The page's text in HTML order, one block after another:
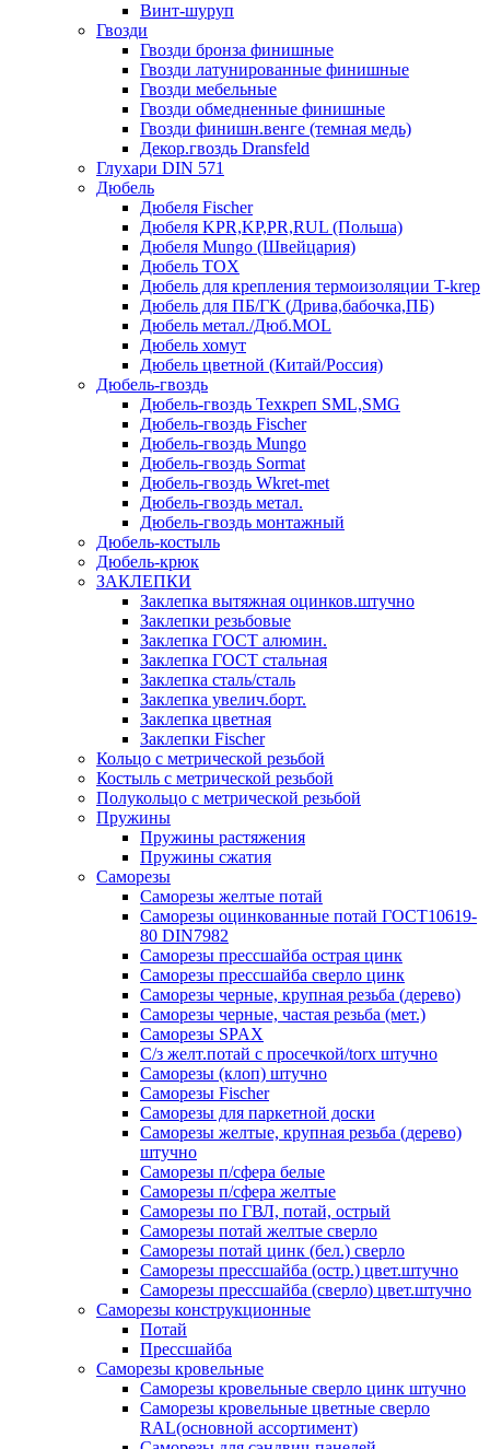
Винт-шуруп
Гвозди
Гвозди бронза финишные
Гвозди латунированные финишные
Гвозди мебельные
Гвозди обмедненные финишные
Гвозди финишн.венге (темная медь)
Декор.гвоздь Dransfeld
Глухари DIN 571
Дюбель
Дюбеля Fischer
Дюбеля KPR,KP,PR,RUL (Польша)
Дюбеля Mungo (Швейцария)
Дюбель TOX
Дюбель для крепления термоизоляции T-krep
Дюбель для ПБ/ГК (Дрива,бабочка,ПБ)
Дюбель метал./Дюб.MOL
Дюбель хомут
Дюбель цветной (Китай/Россия)
Дюбель-гвоздь
Дюбель-гвоздь Техкреп SML,SMG
Дюбель-гвоздь Fischer
Дюбель-гвоздь Mungo
Дюбель-гвоздь Sormat
Дюбель-гвоздь Wkret-met
Дюбель-гвоздь метал.
Дюбель-гвоздь монтажный
Дюбель-костыль
Дюбель-крюк
ЗАКЛЕПКИ
Заклепка вытяжная оцинков.штучно
Заклепки резьбовые
Заклепка ГОСТ алюмин.
Заклепка ГОСТ стальная
Заклепка сталь/сталь
Заклепка увелич.борт.
Заклепка цветная
Заклепки Fischer
Кольцо с метрической резьбой
Костыль с метрической резьбой
Полукольцо с метрической резьбой
Пружины
Пружины растяжения
Пружины сжатия
Саморезы
Саморезы желтые потай
Саморезы оцинкованные потай ГОСТ10619-
80 DIN7982
Саморезы прессшайба острая цинк
Саморезы прессшайба сверло цинк
Саморезы черные, крупная резьба (дерево)
Саморезы черные, частая резьба (мет.)
Cаморезы SPAX
С/з желт.потай с просечкой/torx штучно
Саморезы (клоп) штучно
Саморезы Fischer
Саморезы для паркетной доски
Саморезы желтые, крупная резьба (дерево)
штучно
Саморезы п/сфера белые
Саморезы п/сфера желтые
Саморезы по ГВЛ, потай, острый
Саморезы потай желтые сверло
Саморезы потай цинк (бел.) сверло
Саморезы прессшайба (остр.) цвет.штучно
Саморезы прессшайба (сверло) цвет.штучно
Саморезы конструкционные
Потай
Прессшайба
Саморезы кровельные
Саморезы кровельные сверло цинк штучно
Саморезы кровельные цветные сверло
RAL(основной ассортимент)